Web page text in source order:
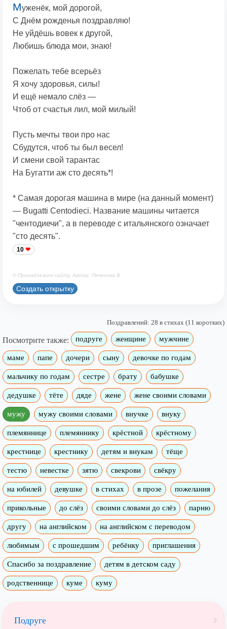
Муженёк, мой дорогой,
С Днём рожденья поздравляю!
Не уйдёшь вовек к другой,
Любишь блюда мои, знаю!
Пожелать тебе всерьёз
Я хочу здоровья, силы!
И ещё немало слёз —
Чтоб от счастья лил, мой милый!
Пусть мечты твои про нас
Сбудутся, чтоб ты был весел!
И смени свой тарантас
На Бугатти аж сто десять*!
* Самая дорогая машина в мире (на данный момент)
— Bugatti Centodieci. Название машины читается
"чентодиечи", а в переводе с итальянского означает
"сто десять".
10
© Принадлежит сайту. Автор: Печенова В.
Создать открытку
Поздравлений: 28 в стихах (11 коротких)
Посмотрите также: подруге женщине мужчине
маме папе дочери сыну девочке по годам
мальчику по годам сестре брату бабушке
дедушке тёте дяде жене жене своими словами
мужу мужу своими словами внучке внуку
племяннице племяннику крёстной крёстному
крестнице крестнику детям и внукам тёще
тестю невестке зятю свекрови свёкру
на юбилей девушке в стихах в прозе пожелания
прикольные до слёз своими словами до слёз парню
другу на английском на английском с переводом
любимым с прошедшим ребёнку приглашения
Спасибо за поздравление детям в детском саду
родственнице куме куму
Подруге